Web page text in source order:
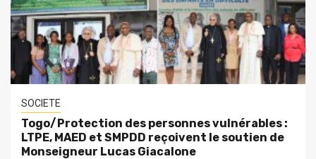
SOCIETE
Togo/Protection des personnes vulnérables :
LTPE, MAED et SMPDD reçoivent le soutien de
Monseigneur Lucas Giacalone